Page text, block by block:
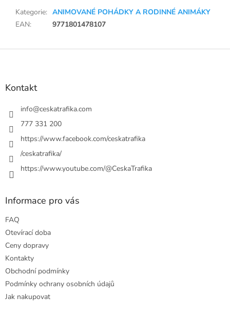
Kategorie: ANIMOVANÉ POHÁDKY A RODINNÉ ANIMÁKY
EAN: 9771801478107
Z
Kontakt
info@ceskatrafika.com
777 331 200
https://www.facebook.com/ceskatrafika
/ceskatrafika/
https://www.youtube.com/@CeskaTrafika
Informace pro vás
FAQ
Otevírací doba
Ceny dopravy
Kontakty
Obchodní podmínky
Podmínky ochrany osobních údajů
Jak nakupovat